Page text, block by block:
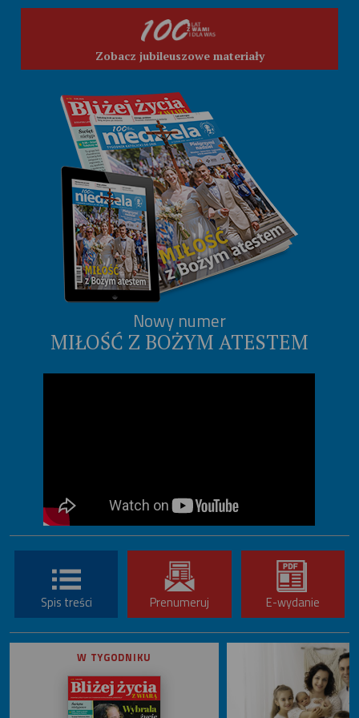
Zobacz jubileuszowe materiały
Nowy numer
MIŁOŚĆ Z BOŻYM ATESTEM
Spis treści Prenumeruj E-wydanie
W TYGODNIKU